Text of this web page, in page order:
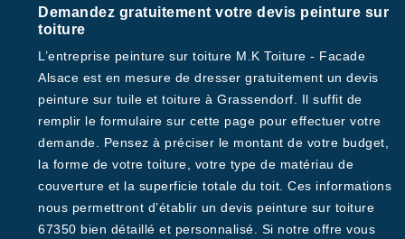
Demandez gratuitement votre devis peinture sur
toiture
L’entreprise peinture sur toiture M.K Toiture - Facade
Alsace est en mesure de dresser gratuitement un devis
peinture sur tuile et toiture à Grassendorf. Il suffit de
remplir le formulaire sur cette page pour effectuer votre
demande. Pensez à préciser le montant de votre budget,
la forme de votre toiture, votre type de matériau de
couverture et la superficie totale du toit. Ces informations
nous permettront d’établir un devis peinture sur toiture
67350 bien détaillé et personnalisé. Si notre offre vous